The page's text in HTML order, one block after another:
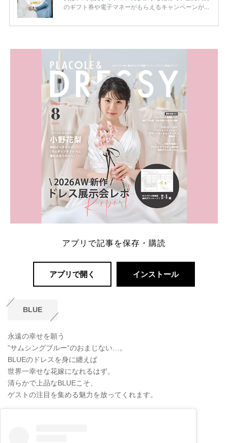
のギフト券や電子マネーがもらえるキャンペーンがあ
ため、比較せずに選ぶと損をしてしまうことも……。
内容：特典金額・条件・応募方法・注意点 「どこが
一番お得？」「プラコレの特典は？」といった疑問も
解決します。 まずは診断で候補を絞れる「ウェディ
ング診断」か、体験型 […]
続きを読む
アプリで記事を保存・購読
アプリで開く インストール
BLUE
永遠の幸せを願う
”サムシングブルー“のおまじない…。
BLUEのドレスを身に纏えば
世界一幸せな花嫁になれるはず。
清らかで上品なBLUEこそ、
ゲストの注目を集める魅力を放ってくれます。